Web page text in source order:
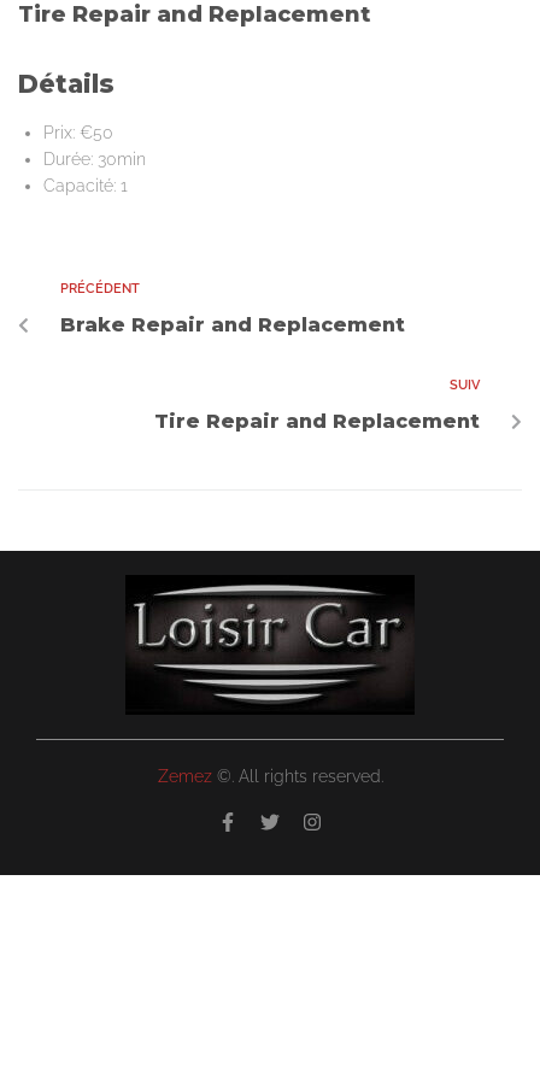
Tire Repair and Replacement
Détails
Prix: €50
Durée: 30min
Capacité: 1
PRÉCÉDENT
Brake Repair and Replacement
SUIV
Tire Repair and Replacement
Zemez ©. All rights reserved.